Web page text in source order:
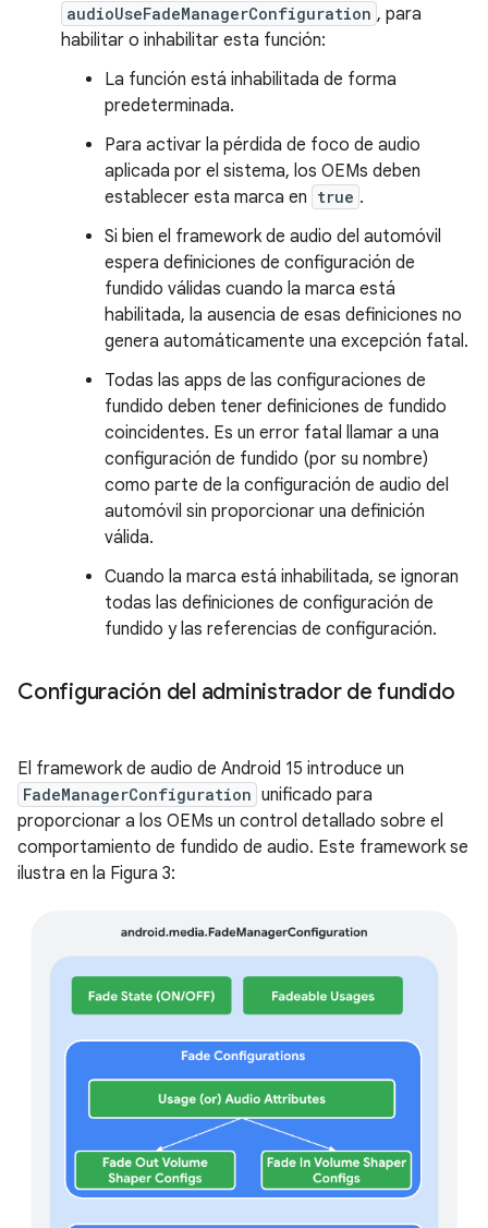
audioUseFadeManagerConfiguration , para
habilitar o inhabilitar esta función:
La función está inhabilitada de forma
predeterminada.
Para activar la pérdida de foco de audio
aplicada por el sistema, los OEMs deben
establecer esta marca en true .
Si bien el framework de audio del automóvil
espera definiciones de configuración de
fundido válidas cuando la marca está
habilitada, la ausencia de esas definiciones no
genera automáticamente una excepción fatal.
Todas las apps de las configuraciones de
fundido deben tener definiciones de fundido
coincidentes. Es un error fatal llamar a una
configuración de fundido (por su nombre)
como parte de la configuración de audio del
automóvil sin proporcionar una definición
válida.
Cuando la marca está inhabilitada, se ignoran
todas las definiciones de configuración de
fundido y las referencias de configuración.
Configuración del administrador de fundido
El framework de audio de Android 15 introduce un
FadeManagerConfiguration unificado para
proporcionar a los OEMs un control detallado sobre el
comportamiento de fundido de audio. Este framework se
ilustra en la Figura 3: